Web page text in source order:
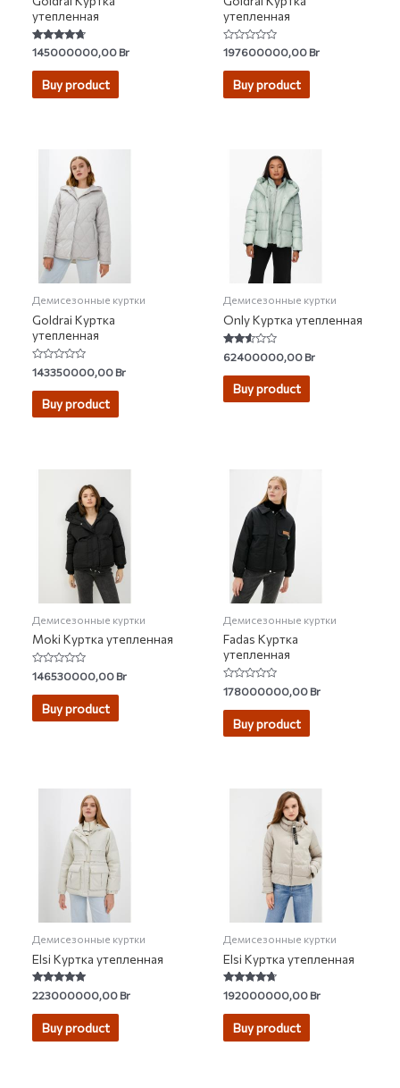
утепленная
Rated
4.50
out of 5
145000000,00Br
Buy product
утепленная
Rated
0
out
197600000,00Br
Buy product
Демисезонные куртки
Goldrai Куртка
утепленная
Rated
0
out
143350000,00Br
Buy product
Демисезонные куртки
Only Куртка утепленная
Rated
2.43
out of
62400000,00Br
Buy product
Демисезонные куртки
Moki Куртка утепленная
Rated
0
out
146530000,00Br
Buy product
Демисезонные куртки
Fadas Куртка
утепленная
Rated
0
out
178000000,00Br
Buy product
Демисезонные куртки
Elsi Куртка утепленная
Rated
5.00
out of 5
223000000,00Br
Buy product
Демисезонные куртки
Elsi Куртка утепленная
Rated
4.50
out of 5
192000000,00Br
Buy product